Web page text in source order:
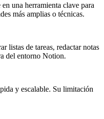
una herramienta clave para
más amplias o técnicas.
listas de tareas, redactar notas
del entorno Notion.
y escalable. Su limitación